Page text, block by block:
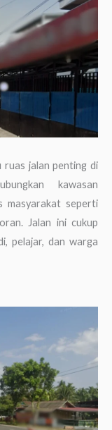
jalan penting di
kawasan
masyarakat seperti
Jalan ini cukup
pelajar, dan warga